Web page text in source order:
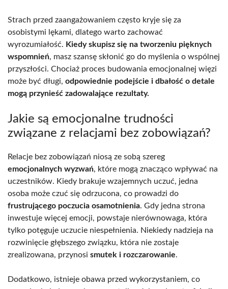
Strach przed zaangażowaniem często kryje się za
osobistymi lękami, dlatego warto zachować
wyrozumiałość. Kiedy skupisz się na tworzeniu pięknych
wspomnień, masz szansę skłonić go do myślenia o wspólnej
przyszłości. Chociaż proces budowania emocjonalnej więzi
może być długi, odpowiednie podejście i dbałość o detale
mogą przynieść zadowalające rezultaty.
Jakie są emocjonalne trudności
związane z relacjami bez zobowiązań?
Relacje bez zobowiązań niosą ze sobą szereg
emocjonalnych wyzwań, które mogą znacząco wpływać na
uczestników. Kiedy brakuje wzajemnych uczuć, jedna
osoba może czuć się odrzucona, co prowadzi do
frustrującego poczucia osamotnienia. Gdy jedna strona
inwestuje więcej emocji, powstaje nierównowaga, która
tylko potęguje uczucie niespełnienia. Niekiedy nadzieja na
rozwinięcie głębszego związku, która nie zostaje
zrealizowana, przynosi smutek i rozczarowanie.
Dodatkowo, istnieje obawa przed wykorzystaniem, co